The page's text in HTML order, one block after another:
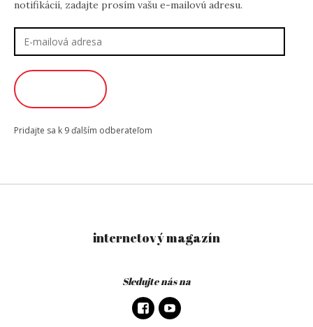
notifikácií, zadajte prosím vašu e-mailovú adresu.
adresa
Pridajte sa k 9 ďalším odberateľom
internetový magazín
Sledujte nás na